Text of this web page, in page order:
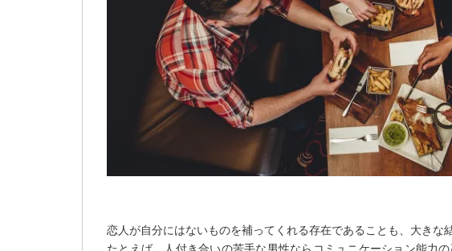
恋人が自分にはないものを補ってくれる存在であることも、大きな
たとえば、人付き合いの苦手な男性ならコミュニケーション能力